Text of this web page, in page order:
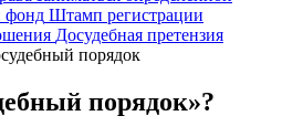
Штамп регистрации
Досудебная претензия
порядок
порядок»?